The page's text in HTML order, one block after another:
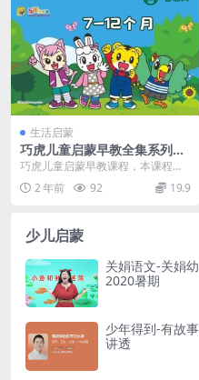
[932.83kB]
│ ├─
[849.95kB]
│ ├─ 歌曲赏析.mp4
│ ├─ 音乐赏析.mp4
├─ 第09课《清脆的三
│ ├─ 0-1岁课程
│ ├─ 1-3岁课程
│ ├─ 歌曲赏析.jpg
│ ├─ 歌曲赏析.mp4
├─ 第10课《舞动的沙锤
│ ├─ 1-3岁课程及律
│ ├─ 1-3岁律动操
│ ├─ 歌曲赏析.jpg
生活启蒙
巧虎儿童启蒙早教全集系列：
宝宝月龄版(7-12个月)
巧虎儿童启蒙早教课程，本课程共4
21.54MB，VIP会员可通过百度网盘
转存下载...
2 年前 92 19.9
少儿启蒙
关娟语文-关娟
2020暑期
少年得到-有故
讲透